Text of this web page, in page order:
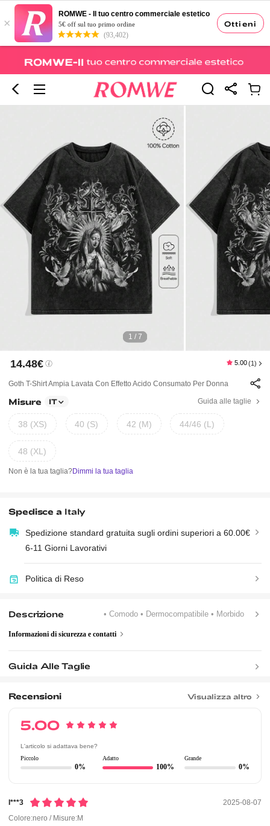
Ottieni
×
ROMWE - Il tuo centro commerciale estetico
5€ off sul tuo primo ordine
(93,402)
1 / 7
14.48€ 5.00 (1)
Goth T-Shirt Ampia Lavata Con Effetto Acido Consumato Per Donna
Misure IT Guida alle taglie
38 (XS) 40 (S) 42 (M) 44/46 (L)
48 (XL)
Non è la tua taglia?Dimmi la tua taglia
Spedisce a Italy
Spedizione standard gratuita sugli ordini superiori a 60.00€
6-11 Giorni Lavorativi
Politica di Reso
Descrizione • Comodo• Dermocompatibile• Morbido
Informazioni di sicurezza e contatti
Guida Alle Taglie
Recensioni Visualizza altro
5.00
L'articolo si adattava bene?
Piccolo
0%
Adatto
100%
Grande
0%
I***3
2025-08-07
Colore:nero / Misure:M